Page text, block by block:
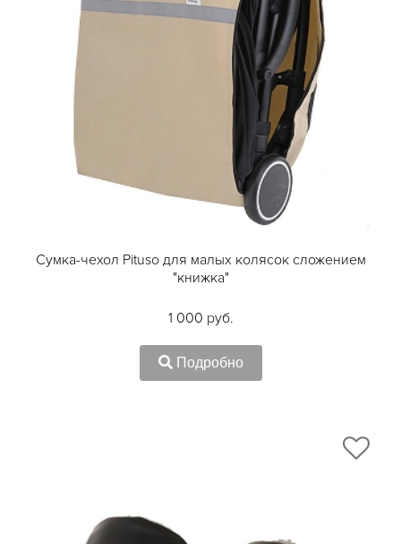
Сумка-чехол Pituso для малых колясок сложением
"книжка"
1 000 руб.
Подробно